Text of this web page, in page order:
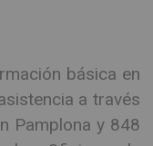
básica en
a través
Pamplona y 848